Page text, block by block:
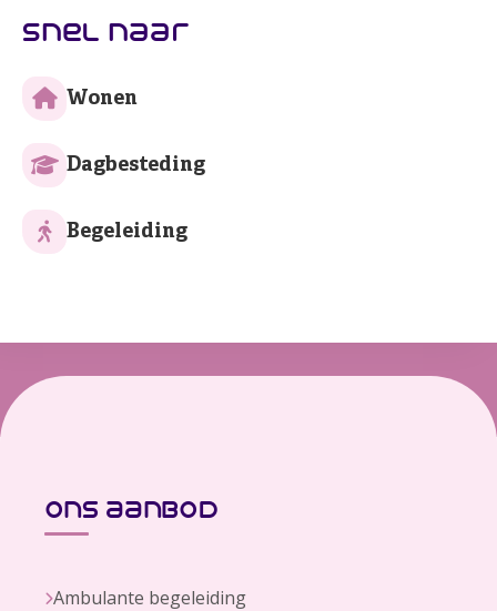
snel naar
Wonen
Dagbesteding
Begeleiding
ons aanbod
Ambulante begeleiding